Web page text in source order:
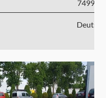
7499-